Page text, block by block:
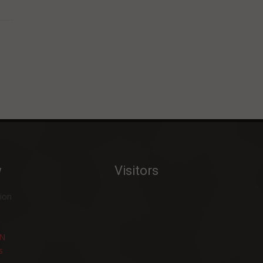
HAMPIR MENYENTUH ANGKA 1.000
KENALI MAKANAN KADALUARSA
Visitors